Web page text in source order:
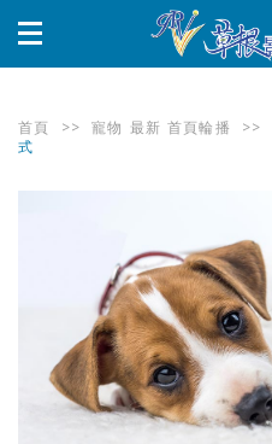
首頁 >> 寵物 最新 首頁輪播 >>
式